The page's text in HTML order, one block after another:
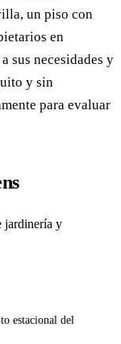
un piso con
en
sus necesidades y
y sin
para evaluar
jardinería y
estacional del